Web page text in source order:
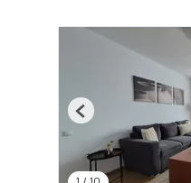
Previous